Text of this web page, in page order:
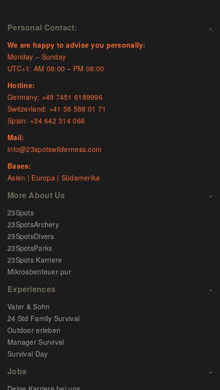
Personal Contact:
We are happy to advise you personally:
Monday – Sunday
UTC+1: AM 08:00 – PM 08:00
Hotline:
Germany: +49 7451 6189996
Switzerland: +41 56 588 01 71
Spain: +34 642 314 066
Mail:
info@23spotswilderness.com
Bases:
Asien | Europa | Südamerika
More About Us
23Spots
23SpotsArchery
23SpotsDivers
23SpotsParks
23Spots Karriere
Mikroabenteuer pur
Experiences
Vater & Sohn
24 Std Family Survival
Outdoor erleben
Manager Survival
Survival Day
Jobs